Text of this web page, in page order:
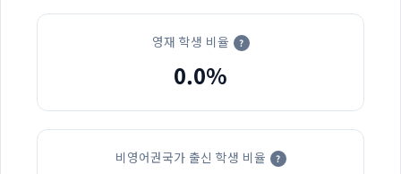
영재 학생 비율 ?
0.0%
비영어권국가 출신 학생 비율 ?